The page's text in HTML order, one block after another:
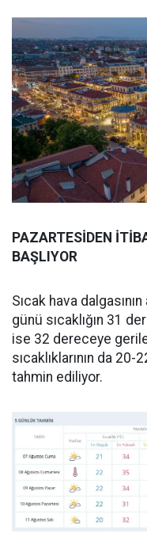
PAZARTESİDEN
BAŞLIYOR
Sıcak hava
günü sıcaklığın 31
ise 32 dereceye
sıcaklıklarının da
tahmin ediliyor.